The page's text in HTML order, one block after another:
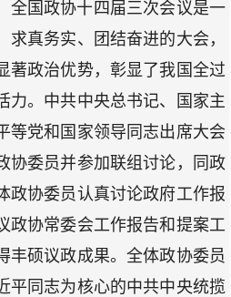
全国政协十四届三次会议是一
真务实、团结奋进的大会，
著政治优势，彰显了我国全过
力。中共中央总书记、国家主
等党和国家领导同志出席大会
协委员并参加联组讨论，同政
政协委员认真讨论政府工作报
政协常委会工作报告和提案工
丰硕议政成果。全体政协委员
平同志为核心的中共中央统揽